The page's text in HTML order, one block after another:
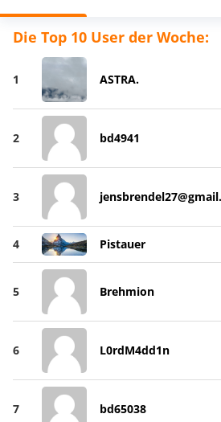
Die Top 10 User der Woche:
1 ASTRA.
2 bd4941
3
4 Pistauer
5 Brehmion
6 L0rdM4dd1n
7 bd65038